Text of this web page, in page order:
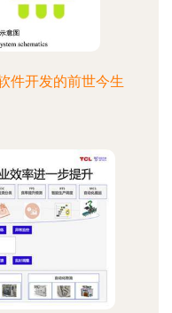
件开发的前世今生